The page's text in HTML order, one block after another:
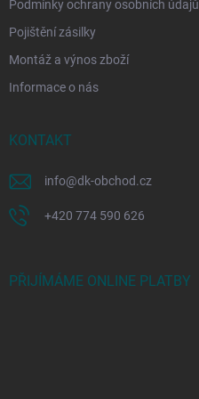
Podmínky ochrany osobních údajů
Pojištění zásilky
Montáž a výnos zboží
Informace o nás
KONTAKT
info@dk-obchod.cz
+420 774 590 626
PŘIJÍMÁME ONLINE PLATBY